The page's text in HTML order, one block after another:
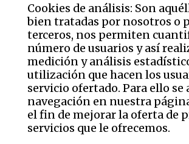
Cookies de análisis: Son
bien tratadas por nosotros o
terceros, nos permiten
número de usuarios y así
medición y análisis
utilización que hacen los
servicio ofertado. Para ello se
navegación en nuestra
el fin de mejorar la oferta de
servicios que le ofrecemos.